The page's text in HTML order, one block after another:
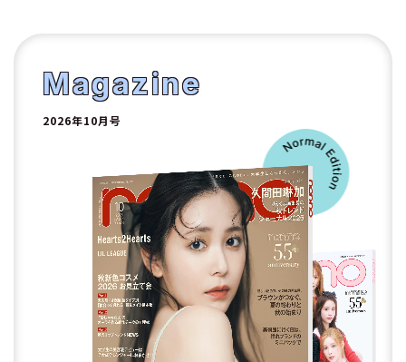
2
Magazine
2026年10月号